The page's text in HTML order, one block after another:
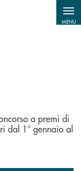
MENU
a premi di
dal 1° gennaio al